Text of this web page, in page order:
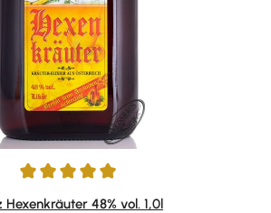
von 4.9 von 5 Sternen
Hexenkräuter 48% vol. 1,0l